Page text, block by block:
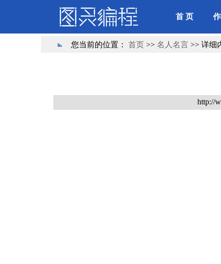
首 页
您当前的位置： 首页 >> 名人名言 >> 详细
http://